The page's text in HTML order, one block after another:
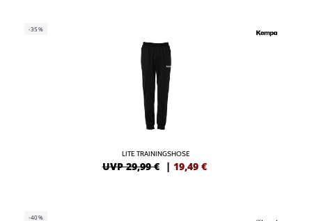
-35%
LITE TRAININGSHOSE
UVP 29,99 € | 19,49 €
-40%